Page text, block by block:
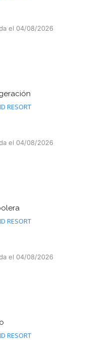
el 04/08/2026
RESORT
el 04/08/2026
RESORT
el 04/08/2026
RESORT